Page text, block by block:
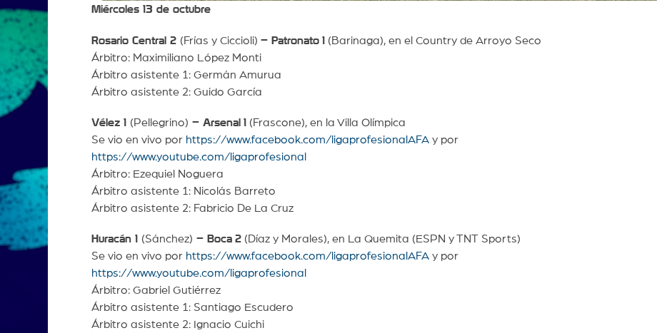
Miércoles 13 de octubre
Rosario Central 2 (Frías y Ciccioli) – Patronato 1(Barinaga), en el Country de Arroyo Seco
Árbitro: Maximiliano López Monti
Árbitro asistente 1: Germán Amurua
Árbitro asistente 2: Guido García
Vélez 1 (Pellegrino) – Arsenal 1 (Frascone), en la Villa Olímpica
Se vio en vivo por https://www.facebook.com/ligaprofesionalAFAy por
https://www.youtube.com/ligaprofesional
Árbitro: Ezequiel Noguera
Árbitro asistente 1: Nicolás Barreto
Árbitro asistente 2: Fabricio De La Cruz
Huracán 1 (Sánchez) – Boca 2(Díaz y Morales), en La Quemita (ESPN y TNT Sports)
Se vio en vivo por https://www.facebook.com/ligaprofesionalAFAy por
https://www.youtube.com/ligaprofesional
Árbitro: Gabriel Gutiérrez
Árbitro asistente 1: Santiago Escudero
Árbitro asistente 2: Ignacio Cuichi